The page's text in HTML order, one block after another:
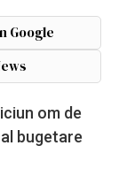
Google
om de
bugetare